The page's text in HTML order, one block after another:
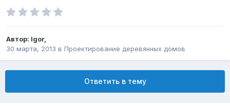
Автор: Igor,
30 марта, 2013 в Проектирование деревянных домов
Ответить в тему